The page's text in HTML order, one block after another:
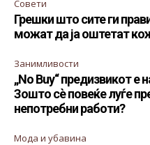
Совети
Грешки што сите ги
можат да ја оштетат
Занимливости
„No Buy“ предизвикот е
Зошто сè повеќе луѓе
непотребни работи?
Мода и убавина